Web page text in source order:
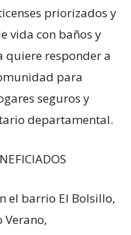
priorizados y
vida con baños y
quiere responder a
para
seguros y
departamental.
el barrio El Bolsillo,